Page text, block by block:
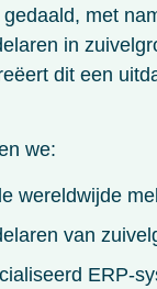
met
in
dit een
we:
wereldwijde
van
ERP-